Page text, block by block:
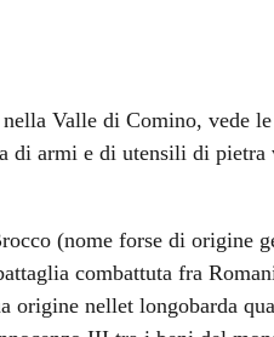
Valle di Comino, vede
di armi e di utensili di pietra
(nome forse di origine
combattuta fra
origine nellet longobarda